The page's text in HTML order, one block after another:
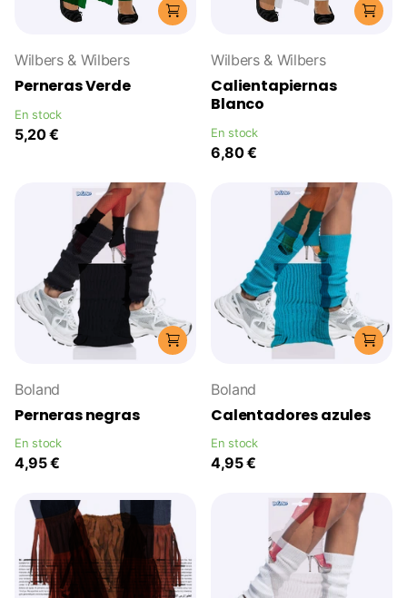
Wilbers & Wilbers
Perneras Verde
En stock
5,20 €
Wilbers & Wilbers
Calientapiernas
Blanco
En stock
6,80 €
Boland
Perneras negras
En stock
4,95 €
Boland
Calentadores azules
En stock
4,95 €